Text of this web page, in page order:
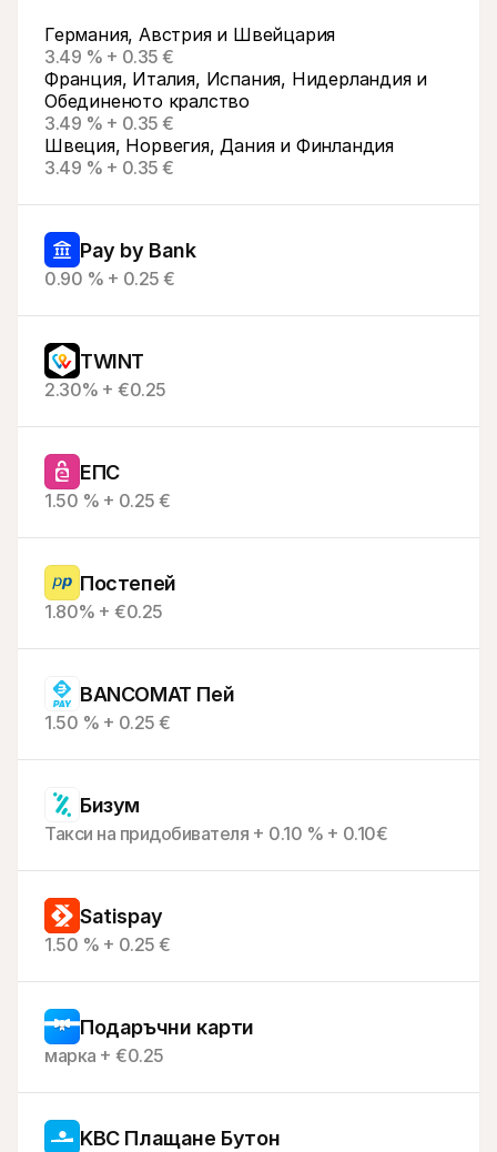
Германия, Австрия и Швейцария
3.49 % + 0.35 €
Франция, Италия, Испания, Нидерландия и
Обединеното кралство
3.49 % + 0.35 €
Швеция, Норвегия, Дания и Финландия
3.49 % + 0.35 €
Pay by Bank
0.90 % + 0.25 €
TWINT
2.30% + €0.25
ЕПС
1.50 % + 0.25 €
Постепей
1.80% + €0.25
BANCOMAT Пей
1.50 % + 0.25 €
Бизум
Такси на придобивателя + 0.10 % + 0.10€
Satispay
1.50 % + 0.25 €
Подаръчни карти
марка + €0.25
KBC Плащане Бутон